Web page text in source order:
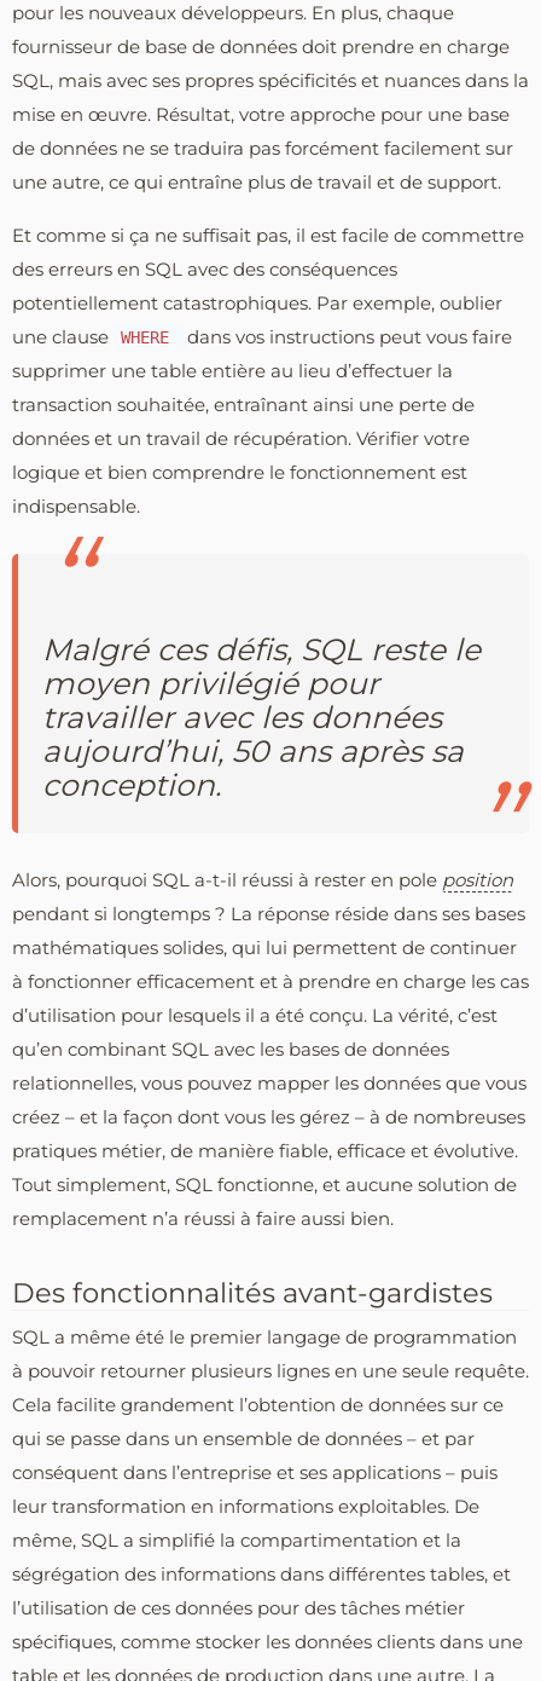
pour les nouveaux développeurs. En plus, chaque
fournisseur de base de données doit prendre en charge
SQL, mais avec ses propres spécificités et nuances dans la
mise en œuvre. Résultat, votre approche pour une base
de données ne se traduira pas forcément facilement sur
une autre, ce qui entraîne plus de travail et de support.
Et comme si ça ne suffisait pas, il est facile de commettre
des erreurs en SQL avec des conséquences
potentiellement catastrophiques. Par exemple, oublier
une clause
WHERE
dans vos instructions peut vous faire
supprimer une table entière au lieu d’effectuer la
transaction souhaitée, entraînant ainsi une perte de
données et un travail de récupération. Vérifier votre
logique et bien comprendre le fonctionnement est
indispensable.
Malgré ces défis, SQL reste le
moyen privilégié pour
travailler avec les données
aujourd’hui, 50 ans après sa
conception.
Alors, pourquoi SQL a-t-il réussi à rester en pole position
pendant si longtemps ? La réponse réside dans ses bases
mathématiques solides, qui lui permettent de continuer
à fonctionner efficacement et à prendre en charge les cas
d’utilisation pour lesquels il a été conçu. La vérité, c’est
qu’en combinant SQL avec les bases de données
relationnelles, vous pouvez mapper les données que vous
créez – et la façon dont vous les gérez – à de nombreuses
pratiques métier, de manière fiable, efficace et évolutive.
Tout simplement, SQL fonctionne, et aucune solution de
remplacement n’a réussi à faire aussi bien.
Des fonctionnalités avant-gardistes
SQL a même été le premier langage de programmation
à pouvoir retourner plusieurs lignes en une seule requête.
Cela facilite grandement l’obtention de données sur ce
qui se passe dans un ensemble de données – et par
conséquent dans l’entreprise et ses applications – puis
leur transformation en informations exploitables. De
même, SQL a simplifié la compartimentation et la
ségrégation des informations dans différentes tables, et
l’utilisation de ces données pour des tâches métier
spécifiques, comme stocker les données clients dans une
table et les données de production dans une autre. La